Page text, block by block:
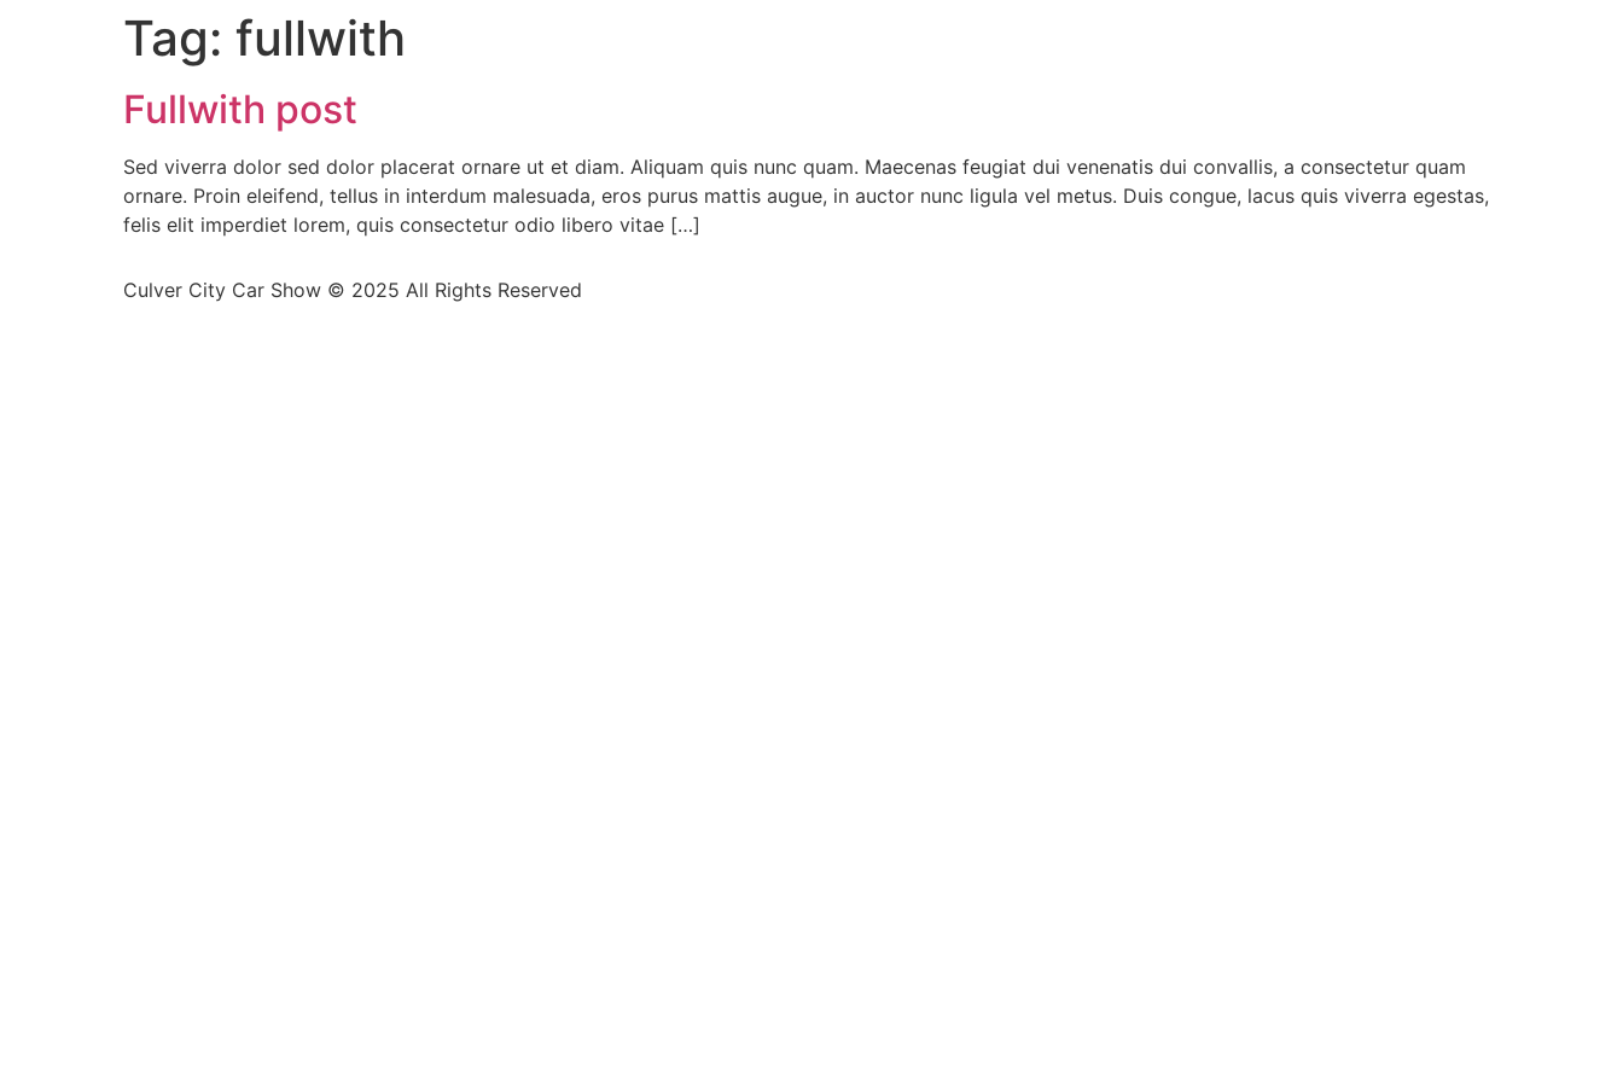
Tag: fullwith
Fullwith post
Sed viverra dolor sed dolor placerat ornare ut et diam. Aliquam quis nunc quam. Maecenas feugiat dui venenatis dui convallis, a consectetur quam
ornare. Proin eleifend, tellus in interdum malesuada, eros purus mattis augue, in auctor nunc ligula vel metus. Duis congue, lacus quis viverra egestas,
felis elit imperdiet lorem, quis consectetur odio libero vitae […]
Culver City Car Show © 2025 All Rights Reserved